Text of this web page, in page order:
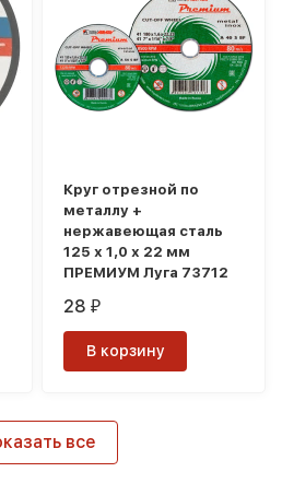
Круг отрезной по
металлу +
нержавеющая сталь
125 х 1,0 х 22 мм
ПРЕМИУМ Луга 73712
28₽
В корзину
все